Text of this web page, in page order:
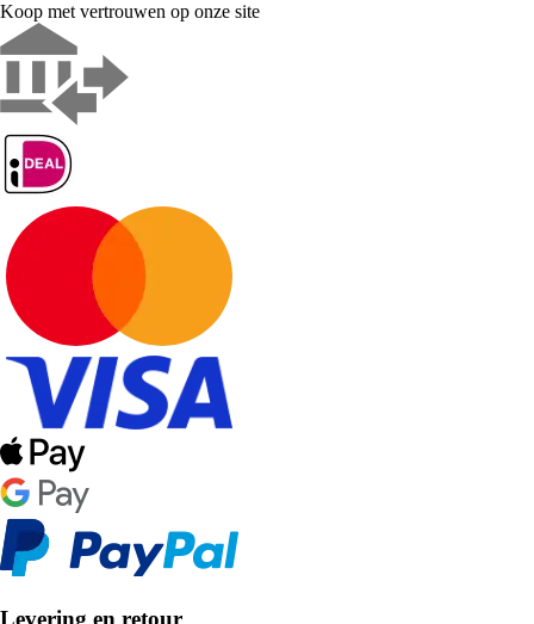
Koop met vertrouwen op onze site
Levering en retour